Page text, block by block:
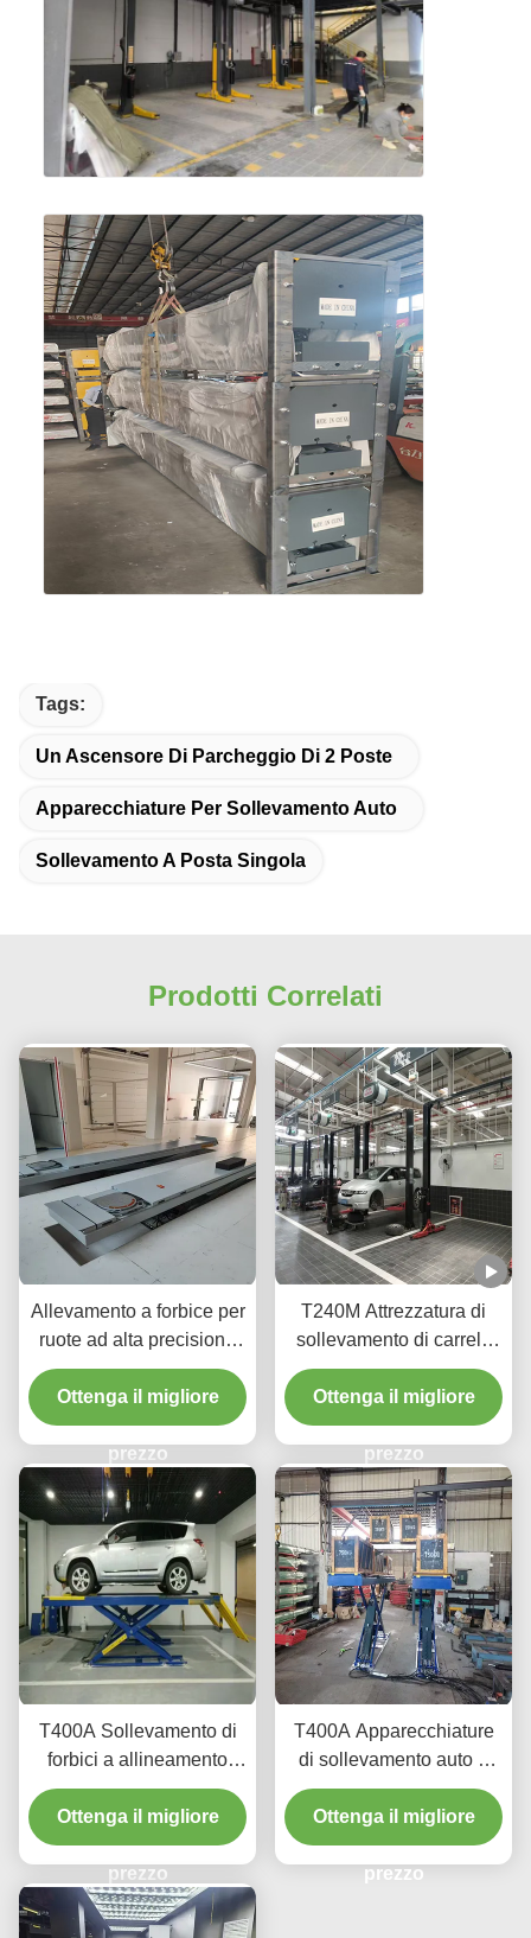
Tags:
Un Ascensore Di Parcheggio Di 2 Poste
Apparecchiature Per Sollevamento Auto
Sollevamento A Posta Singola
Prodotti Correlati
Allevamento a forbice per
ruote ad alta precisione
T400D 4000 kg Capacità
per laboratori
Ottenga il migliore
prezzo
T240M Attrezzatura di
sollevamento di carrelli
con due pali a grondaia
con tecnologia avanzata
di sollevamento
Ottenga il migliore
prezzo
T400A Sollevamento di
forbici a allineamento
durevole 4000 kg con
sollevamento liscio
Ottenga il migliore
prezzo
T400A Apparecchiature
di sollevamento auto a
profilo ultra basso per
allineamento e
manutenzione
Ottenga il migliore
prezzo